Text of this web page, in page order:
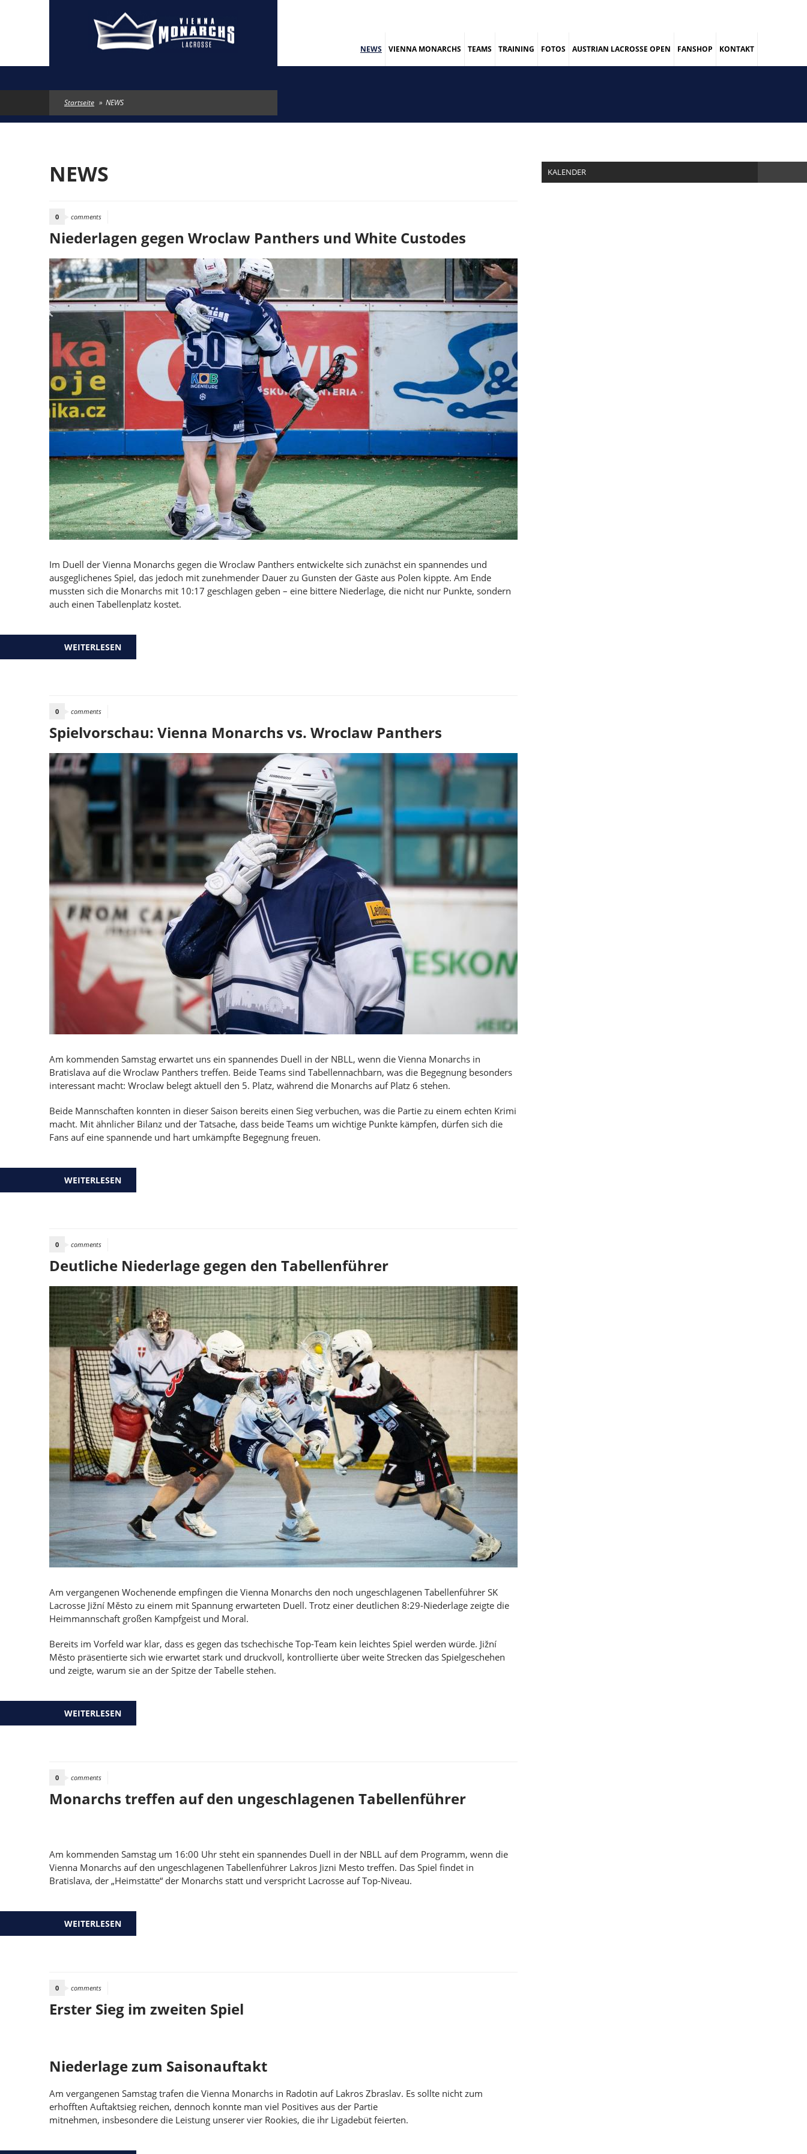
NEWS VIENNA MONARCHS TEAMS TRAINING FOTOS AUSTRIAN LACROSSE OPEN FANSHOP KONTAKT
Startseite » NEWS
NEWS
0 comments
Niederlagen gegen Wroclaw Panthers und White Custodes
Im Duell der Vienna Monarchs gegen die Wroclaw Panthers entwickelte sich zunächst ein spannendes und
ausgeglichenes Spiel, das jedoch mit zunehmender Dauer zu Gunsten der Gäste aus Polen kippte. Am Ende
mussten sich die Monarchs mit 10:17 geschlagen geben – eine bittere Niederlage, die nicht nur Punkte, sondern
auch einen Tabellenplatz kostet.
WEITERLESEN
0 comments
Spielvorschau: Vienna Monarchs vs. Wroclaw Panthers
Am kommenden Samstag erwartet uns ein spannendes Duell in der NBLL, wenn die Vienna Monarchs in
Bratislava auf die Wroclaw Panthers treffen. Beide Teams sind Tabellennachbarn, was die Begegnung besonders
interessant macht: Wroclaw belegt aktuell den 5. Platz, während die Monarchs auf Platz 6 stehen.
Beide Mannschaften konnten in dieser Saison bereits einen Sieg verbuchen, was die Partie zu einem echten Krimi
macht. Mit ähnlicher Bilanz und der Tatsache, dass beide Teams um wichtige Punkte kämpfen, dürfen sich die
Fans auf eine spannende und hart umkämpfte Begegnung freuen.
WEITERLESEN
0 comments
Deutliche Niederlage gegen den Tabellenführer
Am vergangenen Wochenende empfingen die Vienna Monarchs den noch ungeschlagenen Tabellenführer SK
Lacrosse Jižní Město zu einem mit Spannung erwarteten Duell. Trotz einer deutlichen 8:29-Niederlage zeigte die
Heimmannschaft großen Kampfgeist und Moral.
Bereits im Vorfeld war klar, dass es gegen das tschechische Top-Team kein leichtes Spiel werden würde. Jižní
Město präsentierte sich wie erwartet stark und druckvoll, kontrollierte über weite Strecken das Spielgeschehen
und zeigte, warum sie an der Spitze der Tabelle stehen.
WEITERLESEN
0 comments
Monarchs treffen auf den ungeschlagenen Tabellenführer
Am kommenden Samstag um 16:00 Uhr steht ein spannendes Duell in der NBLL auf dem Programm, wenn die
Vienna Monarchs auf den ungeschlagenen Tabellenführer Lakros Jizni Mesto treffen. Das Spiel findet in
Bratislava, der „Heimstätte“ der Monarchs statt und verspricht Lacrosse auf Top-Niveau.
WEITERLESEN
0 comments
Erster Sieg im zweiten Spiel
Niederlage zum Saisonauftakt
Am vergangenen Samstag trafen die Vienna Monarchs in Radotin auf Lakros Zbraslav. Es sollte nicht zum
erhofften Auftaktsieg reichen, dennoch konnte man viel Positives aus der Partie
mitnehmen, insbesondere die Leistung unserer vier Rookies, die ihr Ligadebüt feierten.
KALENDER